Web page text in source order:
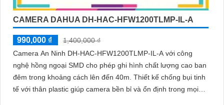
CAMERA DAHUA DH-HAC-HFW1200TLMP-IL-A
990,000 ₫
1,400,000 ₫
Camera An Ninh DH-HAC-HFW1200TLMP-IL-A với công
nghệ hồng ngoại SMD cho phép ghi hình chất lượng cao ban
đêm trong khoảng cách lên đến 40m. Thiết kế chống bụi tinh
tế với thân plastic giúp camera bền bỉ và ổn định trong mọi